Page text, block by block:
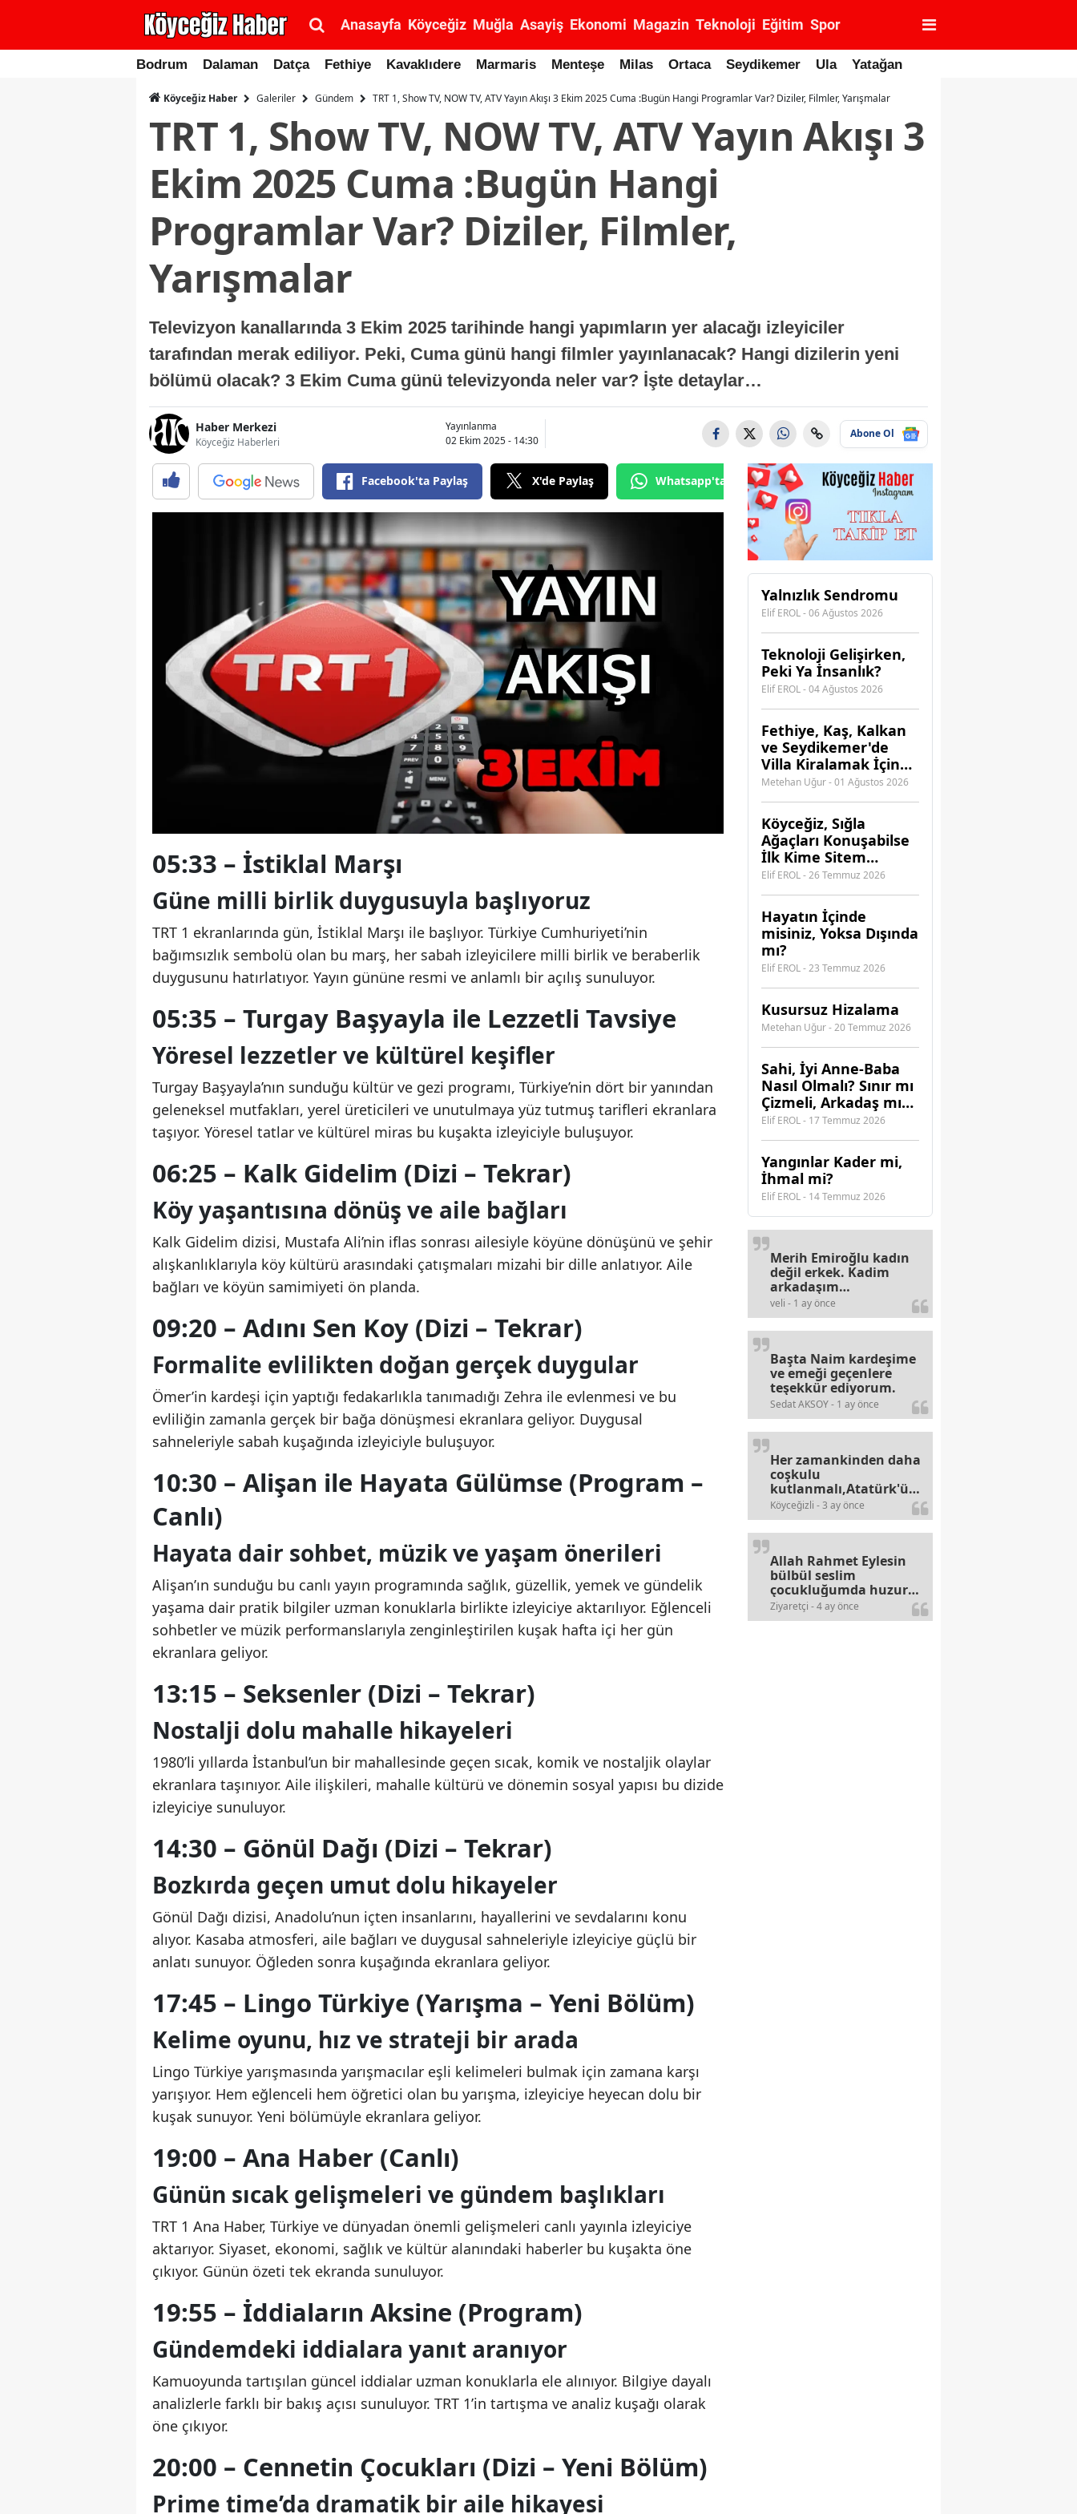
Anasayfa Köyceğiz Muğla Asayiş Ekonomi Magazin Teknoloji Eğitim Spor
Bodrum Dalaman Datça Fethiye Kavaklıdere Marmaris Menteşe Milas Ortaca Seydikemer Ula Yatağan
Köyceğiz Haber Galeriler Gündem TRT 1, Show TV, NOW TV, ATV Yayın Akışı 3 Ekim 2025 Cuma :Bugün Hangi Programlar Var? Diziler, Filmler, Yarışmalar
TRT 1, Show TV, NOW TV, ATV Yayın Akışı 3
Ekim 2025 Cuma :Bugün Hangi
Programlar Var? Diziler, Filmler,
Yarışmalar
Televizyon kanallarında 3 Ekim 2025 tarihinde hangi yapımların yer alacağı izleyiciler
tarafından merak ediliyor. Peki, Cuma günü hangi filmler yayınlanacak? Hangi dizilerin yeni
bölümü olacak? 3 Ekim Cuma günü televizyonda neler var? İşte detaylar…
Haber Merkezi
Köyceğiz Haberleri
Yayınlanma
02 Ekim 2025 - 14:30
Abone Ol
Facebook'ta Paylaş X'de Paylaş Whatsapp'tan Gönder
05:33 – İstiklal Marşı
Güne milli birlik duygusuyla başlıyoruz
TRT 1 ekranlarında gün, İstiklal Marşı ile başlıyor. Türkiye Cumhuriyeti’nin
bağımsızlık sembolü olan bu marş, her sabah izleyicilere milli birlik ve beraberlik
duygusunu hatırlatıyor. Yayın gününe resmi ve anlamlı bir açılış sunuluyor.
05:35 – Turgay Başyayla ile Lezzetli Tavsiye
Yöresel lezzetler ve kültürel keşifler
Turgay Başyayla’nın sunduğu kültür ve gezi programı, Türkiye’nin dört bir yanından
geleneksel mutfakları, yerel üreticileri ve unutulmaya yüz tutmuş tarifleri ekranlara
taşıyor. Yöresel tatlar ve kültürel miras bu kuşakta izleyiciyle buluşuyor.
06:25 – Kalk Gidelim (Dizi – Tekrar)
Köy yaşantısına dönüş ve aile bağları
Kalk Gidelim dizisi, Mustafa Ali’nin iflas sonrası ailesiyle köyüne dönüşünü ve şehir
alışkanlıklarıyla köy kültürü arasındaki çatışmaları mizahi bir dille anlatıyor. Aile
bağları ve köyün samimiyeti ön planda.
09:20 – Adını Sen Koy (Dizi – Tekrar)
Formalite evlilikten doğan gerçek duygular
Ömer’in kardeşi için yaptığı fedakarlıkla tanımadığı Zehra ile evlenmesi ve bu
evliliğin zamanla gerçek bir bağa dönüşmesi ekranlara geliyor. Duygusal
sahneleriyle sabah kuşağında izleyiciyle buluşuyor.
10:30 – Alişan ile Hayata Gülümse (Program –
Canlı)
Hayata dair sohbet, müzik ve yaşam önerileri
Alişan’ın sunduğu bu canlı yayın programında sağlık, güzellik, yemek ve gündelik
yaşama dair pratik bilgiler uzman konuklarla birlikte izleyiciye aktarılıyor. Eğlenceli
sohbetler ve müzik performanslarıyla zenginleştirilen kuşak hafta içi her gün
ekranlara geliyor.
13:15 – Seksenler (Dizi – Tekrar)
Nostalji dolu mahalle hikayeleri
1980’li yıllarda İstanbul’un bir mahallesinde geçen sıcak, komik ve nostaljik olaylar
ekranlara taşınıyor. Aile ilişkileri, mahalle kültürü ve dönemin sosyal yapısı bu dizide
izleyiciye sunuluyor.
14:30 – Gönül Dağı (Dizi – Tekrar)
Bozkırda geçen umut dolu hikayeler
Gönül Dağı dizisi, Anadolu’nun içten insanlarını, hayallerini ve sevdalarını konu
alıyor. Kasaba atmosferi, aile bağları ve duygusal sahneleriyle izleyiciye güçlü bir
anlatı sunuyor. Öğleden sonra kuşağında ekranlara geliyor.
17:45 – Lingo Türkiye (Yarışma – Yeni Bölüm)
Kelime oyunu, hız ve strateji bir arada
Lingo Türkiye yarışmasında yarışmacılar eşli kelimeleri bulmak için zamana karşı
yarışıyor. Hem eğlenceli hem öğretici olan bu yarışma, izleyiciye heyecan dolu bir
kuşak sunuyor. Yeni bölümüyle ekranlara geliyor.
19:00 – Ana Haber (Canlı)
Günün sıcak gelişmeleri ve gündem başlıkları
TRT 1 Ana Haber, Türkiye ve dünyadan önemli gelişmeleri canlı yayınla izleyiciye
aktarıyor. Siyaset, ekonomi, sağlık ve kültür alanındaki haberler bu kuşakta öne
çıkıyor. Günün özeti tek ekranda sunuluyor.
19:55 – İddiaların Aksine (Program)
Gündemdeki iddialara yanıt aranıyor
Kamuoyunda tartışılan güncel iddialar uzman konuklarla ele alınıyor. Bilgiye dayalı
analizlerle farklı bir bakış açısı sunuluyor. TRT 1’in tartışma ve analiz kuşağı olarak
öne çıkıyor.
20:00 – Cennetin Çocukları (Dizi – Yeni Bölüm)
Prime time’da dramatik bir aile hikayesi
Yalnızlık Sendromu
Elif EROL - 06 Ağustos 2026
Teknoloji Gelişirken,
Peki Ya İnsanlık?
Elif EROL - 04 Ağustos 2026
Fethiye, Kaş, Kalkan
ve Seydikemer'de
Villa Kiralamak İçin
Hangi Acenteye
Güvenebilirsiniz?
Metehan Uğur - 01 Ağustos 2026
Köyceğiz, Sığla
Ağaçları Konuşabilse
İlk Kime Sitem
Ederdi?
Elif EROL - 26 Temmuz 2026
Hayatın İçinde
misiniz, Yoksa Dışında
mı?
Elif EROL - 23 Temmuz 2026
Kusursuz Hizalama
Metehan Uğur - 20 Temmuz 2026
​Sahi, İyi Anne-Baba
Nasıl Olmalı? Sınır mı
Çizmeli, Arkadaş mı
Olmalı?
Elif EROL - 17 Temmuz 2026
Yangınlar Kader mi,
İhmal mi?
Elif EROL - 14 Temmuz 2026
veli - 1 ay önce
Merih Emiroğlu kadın
değil erkek. Kadim
arkadaşım
haberinizdeki hataya
gayb den
gülümsüyordur.
Sedat AKSOY - 1 ay önce
Başta Naim kardeşime
ve emeği geçenlere
teşekkür ediyorum.
Köyceğizli - 3 ay önce
Her zamankinden daha
coşkulu
kutlanmalı,Atatürk'ün
bayramlarına olan
alerjileri bitmez,bahane
arayan illaki bulur.
Ziyaretçi - 4 ay önce
Allah Rahmet Eylesin
bülbül seslim
çocukluğumda huzur
olurdu evimize.
Ablamla bağıra bağıra